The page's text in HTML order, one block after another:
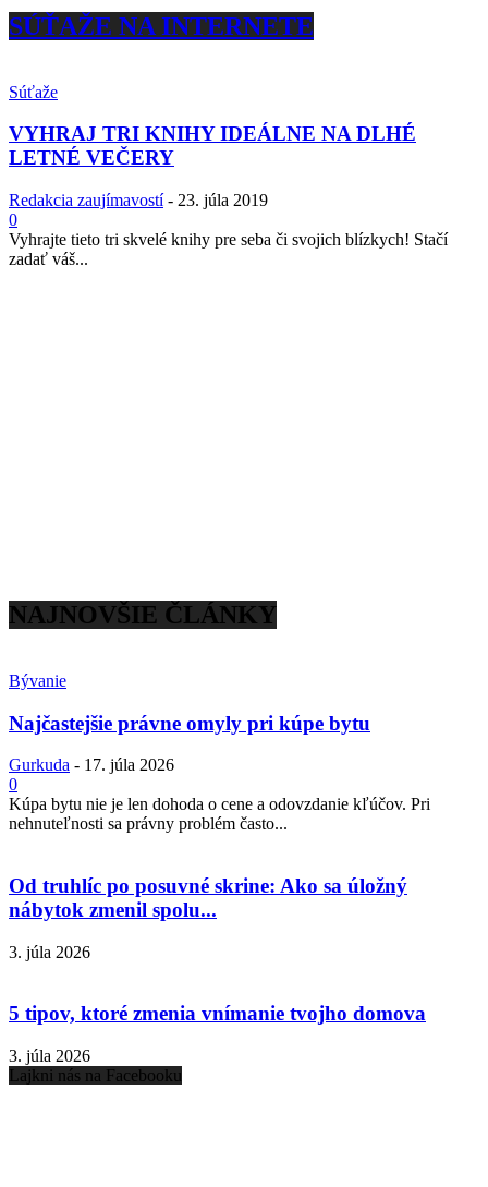
SÚŤAŽE NA INTERNETE
Súťaže
VYHRAJ TRI KNIHY IDEÁLNE NA DLHÉ
LETNÉ VEČERY
Redakcia zaujímavostí - 23. júla 2019
0
Vyhrajte tieto tri skvelé knihy pre seba či svojich blízkych! Stačí
zadať váš...
NAJNOVŠIE ČLÁNKY
Bývanie
Najčastejšie právne omyly pri kúpe bytu
Gurkuda - 17. júla 2026
0
Kúpa bytu nie je len dohoda o cene a odovzdanie kľúčov. Pri
nehnuteľnosti sa právny problém často...
Od truhlíc po posuvné skrine: Ako sa úložný
nábytok zmenil spolu...
3. júla 2026
5 tipov, ktoré zmenia vnímanie tvojho domova
3. júla 2026
Lajkni nás na Facebooku